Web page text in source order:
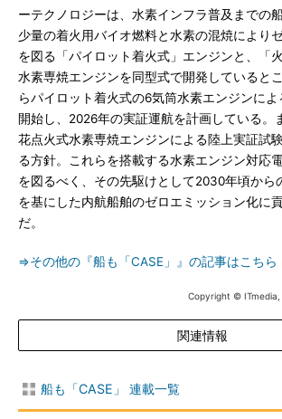
ーテクノロジーは、水素インフラ普及までの
少量の着火用バイオ燃料と水素の混焼により
を図る「パイロット着火式」エンジンと、「
水素専焼エンジンを同型式で開発していると
らパイロット着火式の6気筒水素エンジンに
開始し、2026年の実証運航を計画している。
花点火式水素専焼エンジンによる陸上実証試
る方針。これらを搭載する水素エンジン対応
を図るべく、その先駆けとして2030年頃から
を基にした内航船舶のゼロエミッション化に
だ。
⇒その他の『船も「CASE」』の記事はこちら
Copyright © ITmedia,
関連情報
船も「CASE」 連載一覧